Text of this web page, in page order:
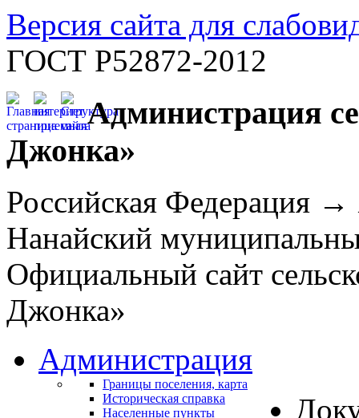
Версия сайта для
ГОСТ Р52872-2012
Администрация
Джонка»
Российская Федерация
Нанайский
Официальный сайт
Джонка»
Администрация
Границы поселения, карта
Историческая справка
Населенные пункты